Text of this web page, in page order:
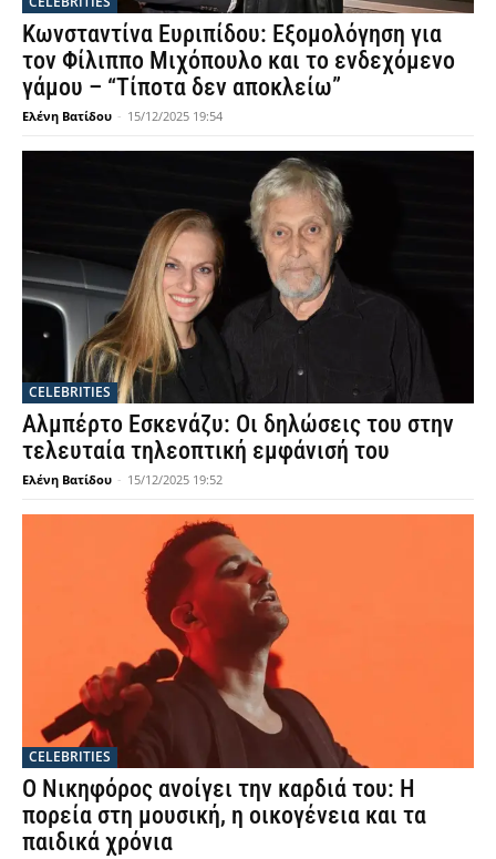
Κωνσταντίνα Ευριπίδου: Εξομολόγηση για
τον Φίλιππο Μιχόπουλο και το ενδεχόμενο
γάμου – “Τίποτα δεν αποκλείω”
Ελένη Βατίδου - 15/12/2025 19:54
CELEBRITIES
Αλμπέρτο Εσκενάζυ: Οι δηλώσεις του στην
τελευταία τηλεοπτική εμφάνισή του
Ελένη Βατίδου - 15/12/2025 19:52
CELEBRITIES
Ο Νικηφόρος ανοίγει την καρδιά του: Η
πορεία στη μουσική, η οικογένεια και τα
παιδικά χρόνια